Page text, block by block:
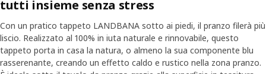
tutti insieme senza stress
Con un pratico tappeto LANDBANA sotto ai piedi, il pranzo filerà più
liscio. Realizzato al 100% in iuta naturale e rinnovabile, questo
tappeto porta in casa la natura, o almeno la sua componente blu
rasserenante, creando un effetto caldo e rustico nella zona pranzo.